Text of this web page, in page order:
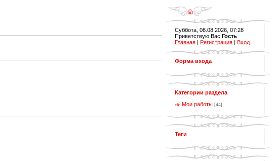
Суббота, 08.08.2026, 07:28
Приветствую Вас Гость
Главная | Регистрация | Вход
Форма входа
Категории раздела
Мои работы [44]
Теги